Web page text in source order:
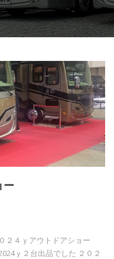
ー
２４ｙアウトドアショー
ｙ２台出品でした ２０２